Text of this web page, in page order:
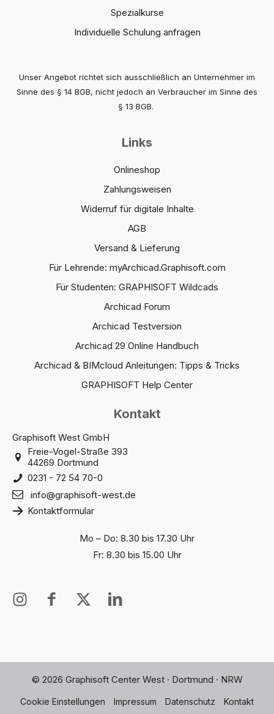
Spezialkurse
Individuelle Schulung anfragen
Unser Angebot richtet sich ausschließlich an Unternehmer im
Sinne des § 14 BGB, nicht jedoch an Verbraucher im Sinne des
§ 13 BGB.
Links
Onlineshop
Zahlungsweisen
Widerruf für digitale Inhalte
AGB
Versand & Lieferung
Für Lehrende: myArchicad.Graphisoft.com
Für Studenten: GRAPHISOFT Wildcads
Archicad Forum
Archicad Testversion
Archicad 29 Online Handbuch
Archicad & BIMcloud Anleitungen: Tipps & Tricks
GRAPHISOFT Help Center
Kontakt
Graphisoft West GmbH
Freie-Vogel-Straße 393
44269 Dortmund
0231 - 72 54 70-0
info@graphisoft-west.de
Kontaktformular
Mo – Do: 8.30 bis 17.30 Uhr
Fr: 8.30 bis 15.00 Uhr
I
a
a
I
-
f
c
X
t
t
r
I
-
l
n
© 2026 Graphisoft Center West · Dortmund · NRW
Cookie Einstellungen Impressum Datenschutz Kontakt